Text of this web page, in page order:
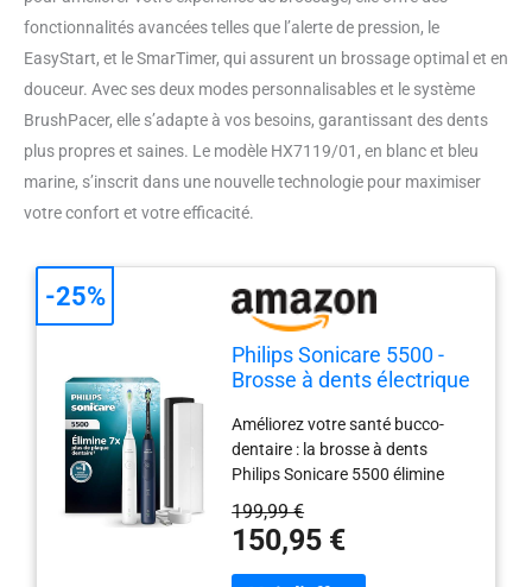
fonctionnalités avancées telles que l’alerte de pression, le
EasyStart, et le SmarTimer, qui assurent un brossage optimal et en
douceur. Avec ses deux modes personnalisables et le système
BrushPacer, elle s’adapte à vos besoins, garantissant des dents
plus propres et saines. Le modèle HX7119/01, en blanc et bleu
marine, s’inscrit dans une nouvelle technologie pour maximiser
votre confort et votre efficacité.
Philips Sonicare 5500 -
Brosse à dents électrique
Alerte de pression,
EasyStart, SmarTimer et
BrushPacer, Blanc et Bleu
marine, Pack de 2,
modèle HX7119/01
Améliorez votre santé bucco-
dentaire : la brosse à dents
Philips Sonicare 5500 élimine
jusqu'à 7 fois plus de plaque
dentaire¹ et enlève les taches en
surface pour des dents
éclatantes jusqu'à 2 fois plus
199,99 €
150,95 €
-25%